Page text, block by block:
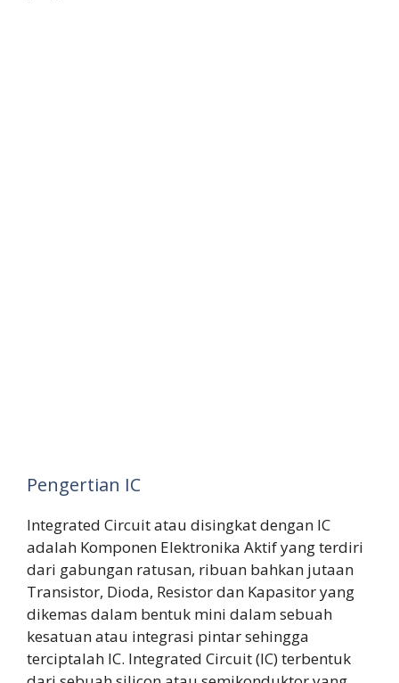
Pengertian IC
Integrated Circuit atau disingkat dengan IC
adalah Komponen Elektronika Aktif yang terdiri
dari gabungan ratusan, ribuan bahkan jutaan
Transistor, Dioda, Resistor dan Kapasitor yang
dikemas dalam bentuk mini dalam sebuah
kesatuan atau integrasi pintar sehingga
terciptalah IC. Integrated Circuit (IC) terbentuk